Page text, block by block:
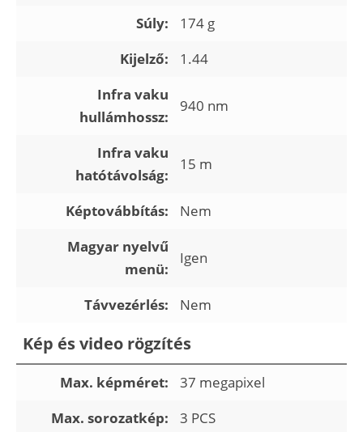
Súly:
174 g
Kijelző:
1.44
Infra vaku
hullámhossz:
940 nm
Infra vaku
hatótávolság:
15 m
Képtovábbítás:
Nem
Magyar nyelvű
menü:
Igen
Távvezérlés: Nem
Kép és video rögzítés
Max. képméret:
37 megapixel
Max. sorozatkép:
3 PCS